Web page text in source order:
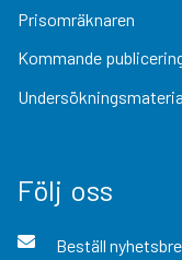
Prisomräknaren
Kommande
Följ oss
Beställ